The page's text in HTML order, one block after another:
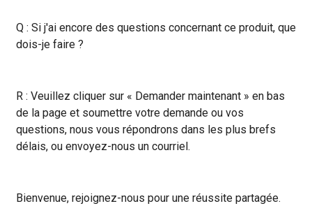
Q : Si j'ai encore des questions concernant ce produit, que
dois-je faire ?
R : Veuillez cliquer sur « Demander maintenant » en bas
de la page et soumettre votre demande ou vos
questions, nous vous répondrons dans les plus brefs
délais, ou envoyez-nous un courriel.
Bienvenue, rejoignez-nous pour une réussite partagée.